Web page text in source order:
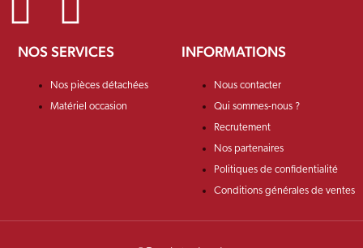
NOS SERVICES
Nos pièces détachées
Matériel occasion
INFORMATIONS
Nous contacter
Qui sommes-nous ?
Recrutement
Nos partenaires
Politiques de confidentialité
Conditions générales de ventes